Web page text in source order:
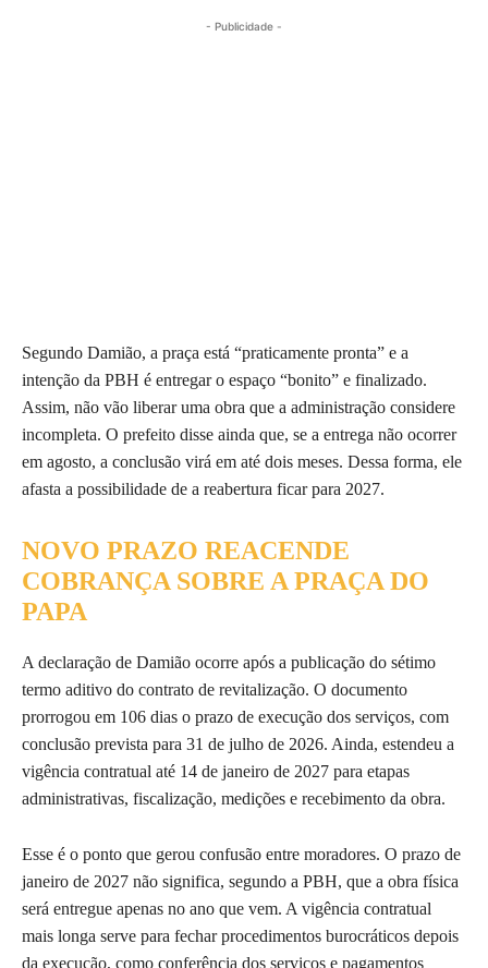
- Publicidade -
Segundo Damião, a praça está “praticamente pronta” e a
intenção da PBH é entregar o espaço “bonito” e finalizado.
Assim, não vão liberar uma obra que a administração considere
incompleta. O prefeito disse ainda que, se a entrega não ocorrer
em agosto, a conclusão virá em até dois meses. Dessa forma, ele
afasta a possibilidade de a reabertura ficar para 2027.
NOVO PRAZO REACENDE
COBRANÇA SOBRE A PRAÇA DO
PAPA
A declaração de Damião ocorre após a publicação do sétimo
termo aditivo do contrato de revitalização. O documento
prorrogou em 106 dias o prazo de execução dos serviços, com
conclusão prevista para 31 de julho de 2026. Ainda, estendeu a
vigência contratual até 14 de janeiro de 2027 para etapas
administrativas, fiscalização, medições e recebimento da obra.
Esse é o ponto que gerou confusão entre moradores. O prazo de
janeiro de 2027 não significa, segundo a PBH, que a obra física
será entregue apenas no ano que vem. A vigência contratual
mais longa serve para fechar procedimentos burocráticos depois
da execução, como conferência dos serviços e pagamentos